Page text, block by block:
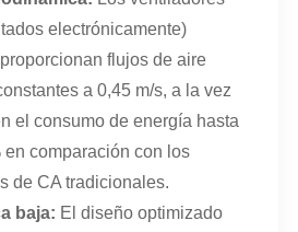
electrónicamente)
flujos de aire
a 0,45 m/s, a la vez
el consumo de energía hasta
en comparación con los
de CA tradicionales.
baja: El diseño optimizado